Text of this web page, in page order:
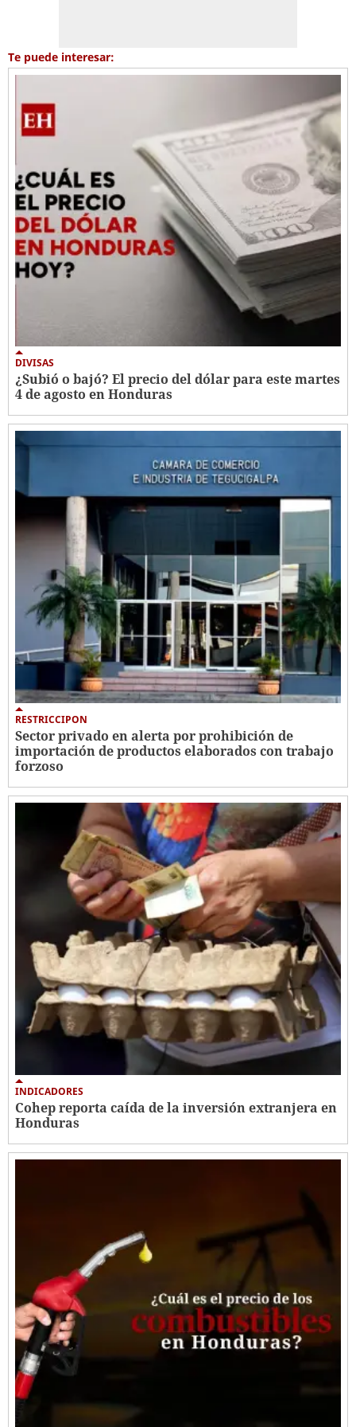
Te puede interesar:
DIVISAS
¿Subió o bajó? El precio del dólar para este martes
4 de agosto en Honduras
RESTRICCIPON
Sector privado en alerta por prohibición de
importación de productos elaborados con trabajo
forzoso
INDICADORES
Cohep reporta caída de la inversión extranjera en
Honduras